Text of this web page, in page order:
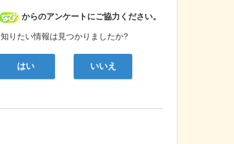
病院なび
からのアンケートにご協力ください。
知りたい情報は見つかりましたか?
はい いいえ